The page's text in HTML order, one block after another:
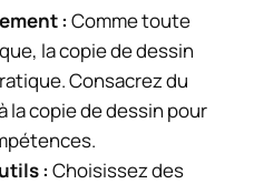
: Comme toute
la copie de dessin
Consacrez du
la copie de dessin pour
: Choisissez des